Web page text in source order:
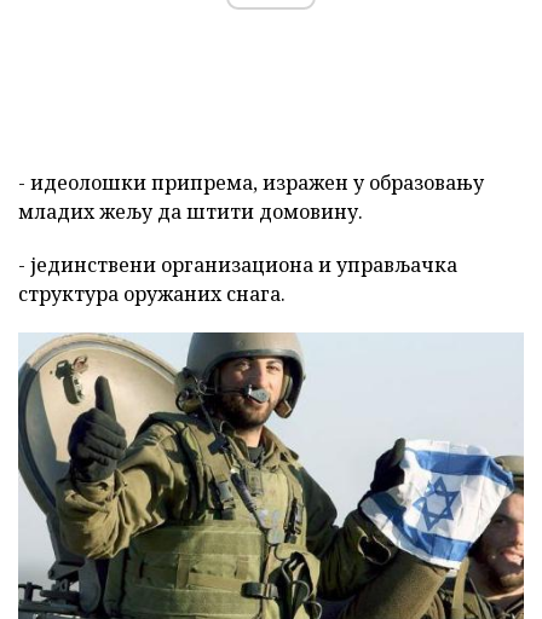
- идеолошки припрема, изражен у образовању
младих жељу да штити домовину.
- јединствени организациона и управљачка
структура оружаних снага.